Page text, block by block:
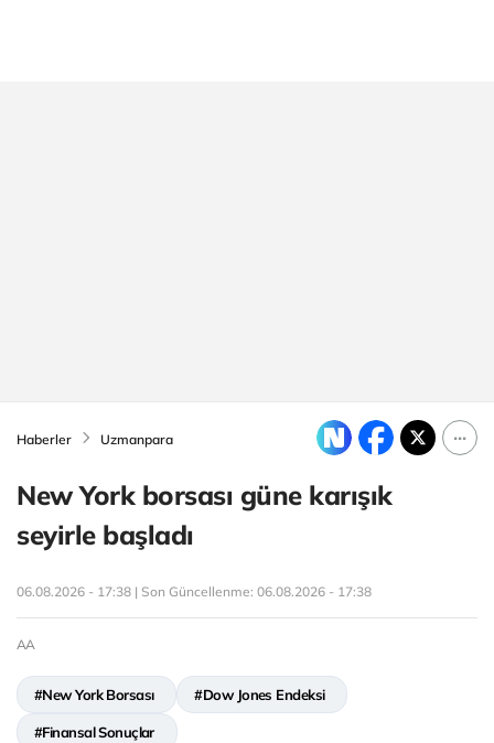
Haberler Uzmanpara
New York borsası güne karışık
seyirle başladı
06.08.2026 - 17:38 | Son Güncellenme: 06.08.2026 - 17:38
AA
#New York Borsası #Dow Jones Endeksi
#Finansal Sonuçlar